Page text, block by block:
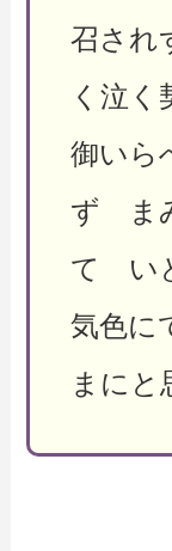
召され
く泣
御いら
ず ま
て い
気色に
まにと